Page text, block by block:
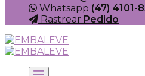
Whatsapp (47) 4101-
Rastrear Pedido